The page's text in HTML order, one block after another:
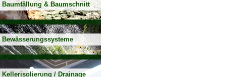
Baumfällung & Baumschnitt
Bewässerungssysteme
Kellerisolierung / Drainage